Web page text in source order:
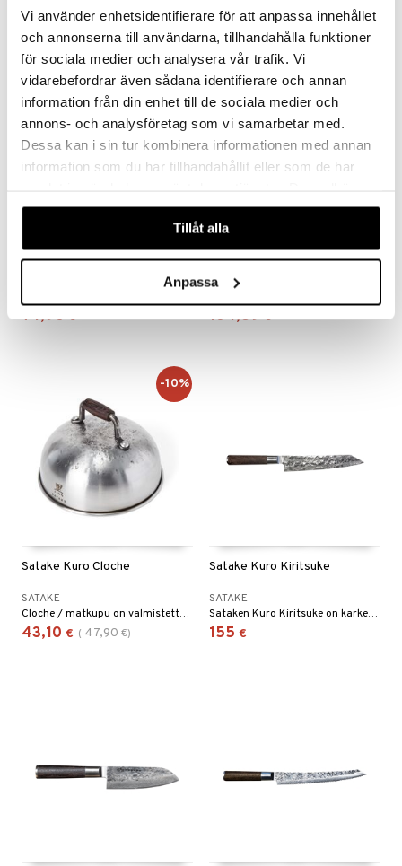
Vi använder enhetsidentifierare för att anpassa innehållet
och annonserna till användarna, tillhandahålla funktioner
för sociala medier och analysera vår trafik. Vi
vidarebefordrar även sådana identifierare och annan
information från din enhet till de sociala medier och
annons- och analysföretag som vi samarbetar med.
Dessa kan i sin tur kombinera informationen med annan
information som du har tillhandahållit eller som de har
våra cookies vid fortsatt användande av vår webbplats.
Tillåt alla
Anpassa
Satake Kuro BBQ
Pihvilasta
74,90 €
Satake Kuro Chopper
SATAKE
104,89 €
Satake Kuro Cloche
SATAKE
Cloche / matkupu on valmistettu käsintaotusta teräksestä ja siinä on pieni hyvä puinen kahva.
43,10 € ( 47,90 €)
-10%
Satake Kuro Kiritsuke
SATAKE
Sataken Kuro Kiritsuke on karkeasti taottu veitsi, siinä yhdistyvät äärimmäinen voima, tasapaino ja tarkkuus.
155 €